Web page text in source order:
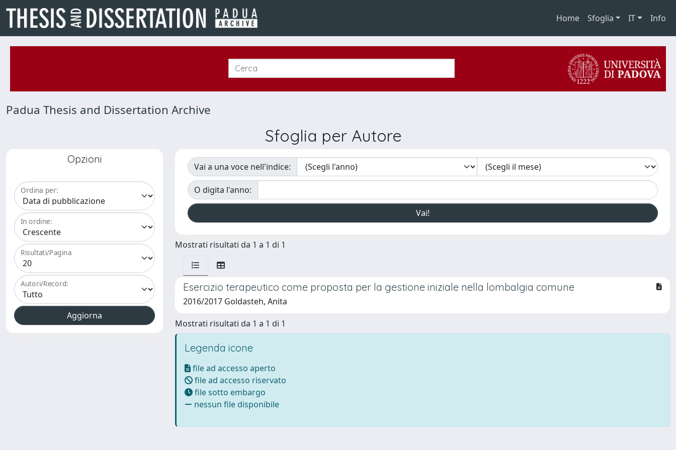
Home Sfoglia IT Info
Padua Thesis and Dissertation Archive
Sfoglia per Autore
Opzioni
Ordina per:
In ordine:
Risultati/Pagina
Autori/Record:
Vai a una voce nell'indice:
O digita l'anno:
Mostrati risultati da 1 a 1 di 1
Esercizio terapeutico come proposta per la gestione iniziale nella lombalgia comune
2016/2017 Goldasteh, Anita
Mostrati risultati da 1 a 1 di 1
Legenda icone
file ad accesso aperto
file ad accesso riservato
file sotto embargo
nessun file disponibile